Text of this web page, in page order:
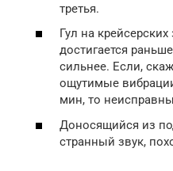
третья.
Гул на
достигается
сильнее. Если,
ощутимые
мин, то
Доносящийся из
странный звук,